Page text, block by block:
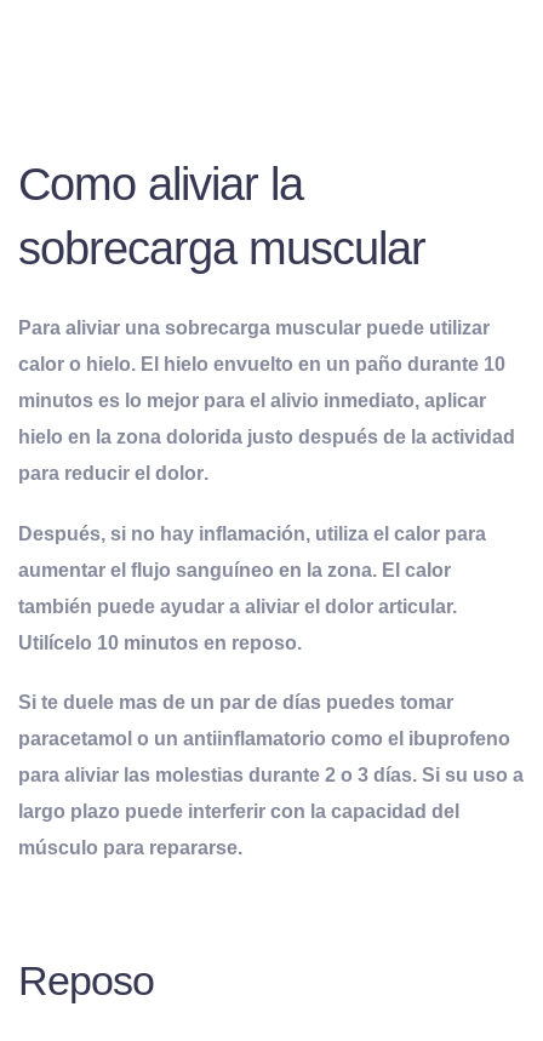
Como aliviar la
sobrecarga muscular
Para aliviar una sobrecarga muscular puede utilizar
calor o hielo. El hielo envuelto en un paño durante 10
minutos es lo mejor para el alivio inmediato, aplicar
hielo en la zona dolorida justo después de la actividad
para reducir el dolor.
Después, si no hay inflamación, utiliza el calor para
aumentar el flujo sanguíneo en la zona. El calor
también puede ayudar a aliviar el dolor articular.
Utilícelo 10 minutos en reposo.
Si te duele mas de un par de días puedes tomar
paracetamol o un antiinflamatorio como el ibuprofeno
para aliviar las molestias durante 2 o 3 días. Si su uso a
largo plazo puede interferir con la capacidad del
músculo para repararse.
Reposo